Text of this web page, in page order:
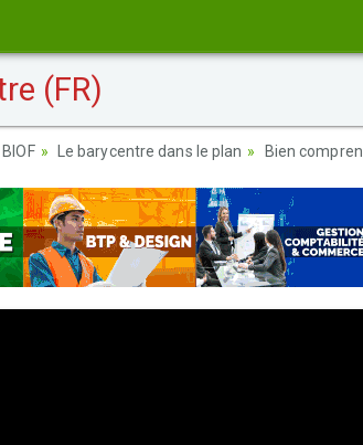
(FR)
Le barycentre dans le plan Bien